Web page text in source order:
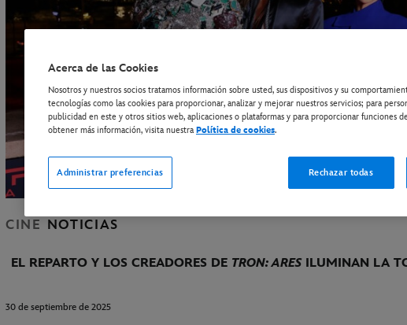
CINE NOTICIAS
EL REPARTO Y LOS CREADORES DE TRON: ARESILUMINAN LA
30 de septiembre de 2025
Acerca de las Cookies
Nosotros y nuestros socios tratamos información sobre usted, sus dispositivos y su
tecnologías como las cookies para proporcionar, analizar y mejorar nuestros servicios; para
publicidad en este y otros sitios web, aplicaciones o plataformas y para proporcionar funciones
obtener más información, visita nuestra Política de cookies.
Administrar preferencias Rechazar todas